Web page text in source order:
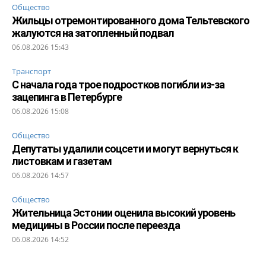
Общество
Жильцы отремонтированного дома Тельтевского
жалуются на затопленный подвал
06.08.2026 15:43
Транспорт
С начала года трое подростков погибли из-за
зацепинга в Петербурге
06.08.2026 15:08
Общество
Депутаты удалили соцсети и могут вернуться к
листовкам и газетам
06.08.2026 14:57
Общество
Жительница Эстонии оценила высокий уровень
медицины в России после переезда
06.08.2026 14:52